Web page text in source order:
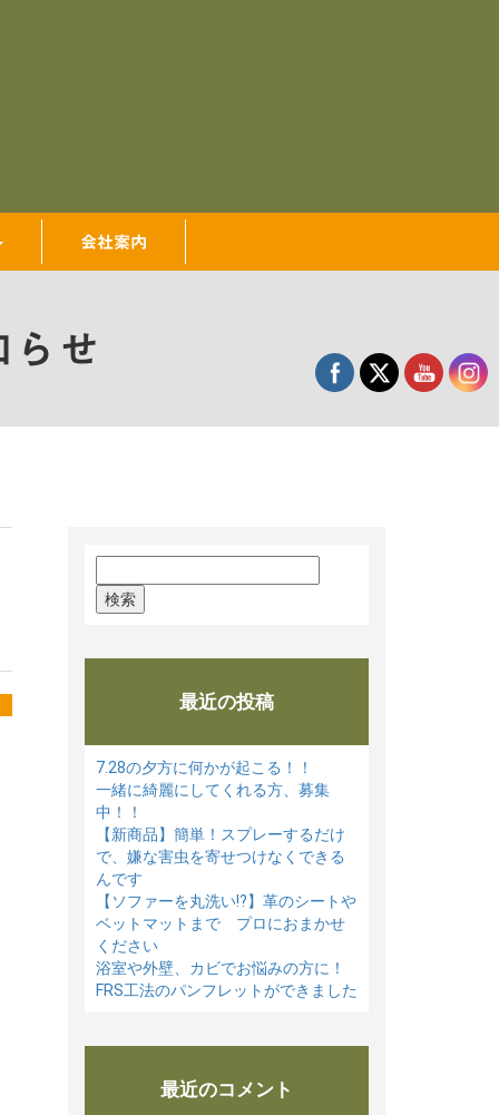
会社案内
せ
索:
最近の投稿
7.28の夕方に何かが起こる！！
一緒に綺麗にしてくれる方、募集
中！！
【新商品】簡単！スプレーするだけ
で、嫌な害虫を寄せつけなくできる
んです
【ソファーを丸洗い⁉】革のシートや
ベットマットまで プロにおまかせ
ください
浴室や外壁、カビでお悩みの方に！
FRS工法のパンフレットができました
最近のコメント